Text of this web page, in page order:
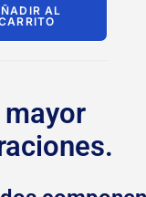
AL